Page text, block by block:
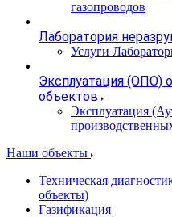
газопроводов
Лаборатория
Услуги
Эксплуатация (ОПО)
объектов
Эксплуатация
Наши объекты
Техническая
объекты)
Газификация